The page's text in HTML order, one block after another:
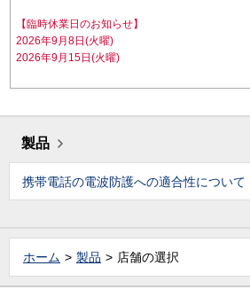
【臨時休業日のお知らせ】
2026年9月8日(火曜)
2026年9月15日(火曜)
製品
携帯電話の電波防護への適合性について
ホーム 製品 店舗の選択